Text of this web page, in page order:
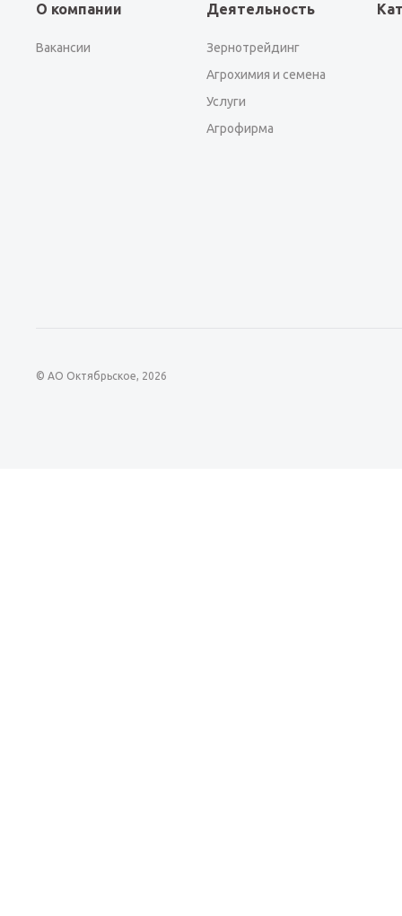
О компании
Вакансии
Деятельность
Зернотрейдинг
Агрохимия и семена
Услуги
Агрофирма
© АО Октябрьское, 2026